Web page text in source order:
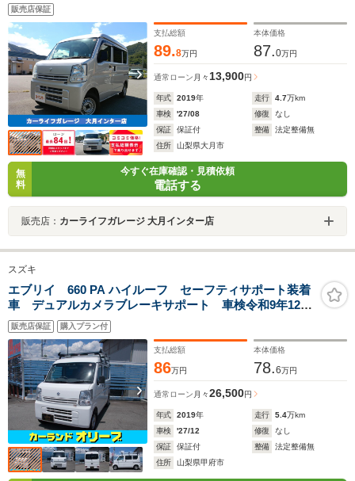
販売店保証
支払総額
89.8万円
本体価格
87.0万円
通常ローン 月々 13,900円
年式 2019年 走行 4.7万km
車検
'27/08 修復
なし
保証
保証付 整備
法定整備無
住所
山梨県大月市
無
料
今すぐ在庫確認・見積依頼
電話する
販売店： カーライフガレージ 大月インター店
スズキ
エブリイ 660 PA ハイルーフ セーフティサポート装着
車 デュアルカメラブレーキサポート 車検令和9年12
月 走行54000キロ ブルートゥース ルーフキャリア付
き メモリーナビ フルセグTV DVD再生 CD ETC
エアコン パワステ 横滑り
販売店保証 購入プラン付
支払総額
86万円
本体価格
78.6万円
通常ローン 月々26,500円
年式 2019年 走行 5.4万km
車検
'27/12 修復
なし
保証
保証付 整備
法定整備無
住所
山梨県甲府市